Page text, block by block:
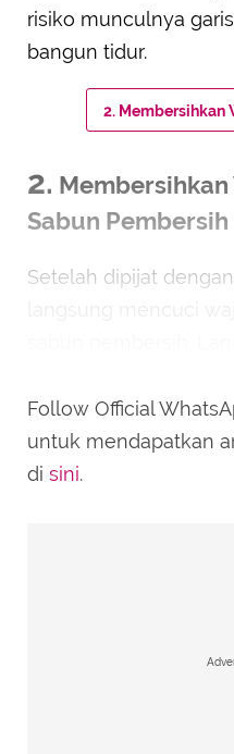
risiko munculnya
bangun tidur.
2.
Sabun Pembersih
Setelah dipijat
yang menempel di
beristirahat.
Follow Official
untuk mendapatkan
di sini.